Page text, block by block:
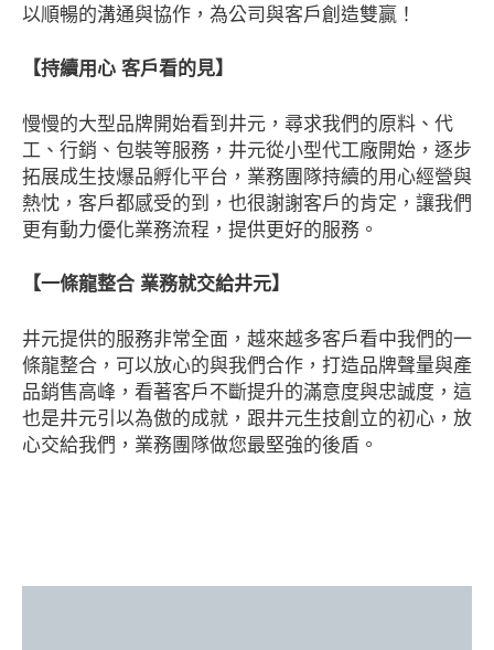
以順暢的溝通與協作，為公司與客戶創造雙贏！
【持續用心 客戶看的見】
慢慢的大型品牌開始看到井元，尋求我們的原料、代
工、行銷、包裝等服務，井元從小型代工廠開始，逐步
拓展成生技爆品孵化平台，業務團隊持續的用心經營與
熱忱，客戶都感受的到，也很謝謝客戶的肯定，讓我們
更有動力優化業務流程，提供更好的服務。
【一條龍整合 業務就交給井元】
井元提供的服務非常全面，越來越多客戶看中我們的一
條龍整合，可以放心的與我們合作，打造品牌聲量與產
品銷售高峰，看著客戶不斷提升的滿意度與忠誠度，這
也是井元引以為傲的成就，跟井元生技創立的初心，放
心交給我們，業務團隊做您最堅強的後盾。